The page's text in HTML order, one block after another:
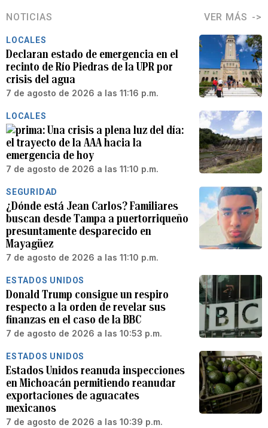
NOTICIAS VER MÁS
LOCALES
Declaran estado de emergencia en el
recinto de Río Piedras de la UPR por
crisis del agua
7 de agosto de 2026 a las 11:16 p.m.
LOCALES
Una crisis a plena luz del día:
el trayecto de la AAA hacia la
emergencia de hoy
7 de agosto de 2026 a las 11:10 p.m.
SEGURIDAD
¿Dónde está Jean Carlos? Familiares
buscan desde Tampa a puertorriqueño
presuntamente desparecido en
Mayagüez
7 de agosto de 2026 a las 11:10 p.m.
ESTADOS UNIDOS
Donald Trump consigue un respiro
respecto a la orden de revelar sus
finanzas en el caso de la BBC
7 de agosto de 2026 a las 10:53 p.m.
ESTADOS UNIDOS
Estados Unidos reanuda inspecciones
en Michoacán permitiendo reanudar
exportaciones de aguacates
mexicanos
7 de agosto de 2026 a las 10:39 p.m.